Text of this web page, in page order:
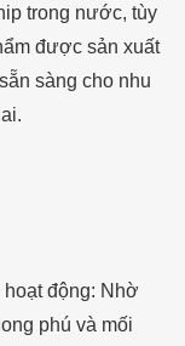
trong nước, tùy
được sản xuất
sàng cho nhu
động: Nhờ
phú và mối